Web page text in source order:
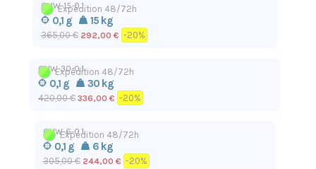
QHW-15-0.1
0,1 g 15 kg
365,00 € 292,00 € -20%
Expédition 48/72h
QHW-30-0.1
0,1 g 30 kg
420,00 € 336,00 € -20%
Expédition 48/72h
QHW-6-0.1
0,1 g 6 kg
305,00 € 244,00 € -20%
Expédition 48/72h